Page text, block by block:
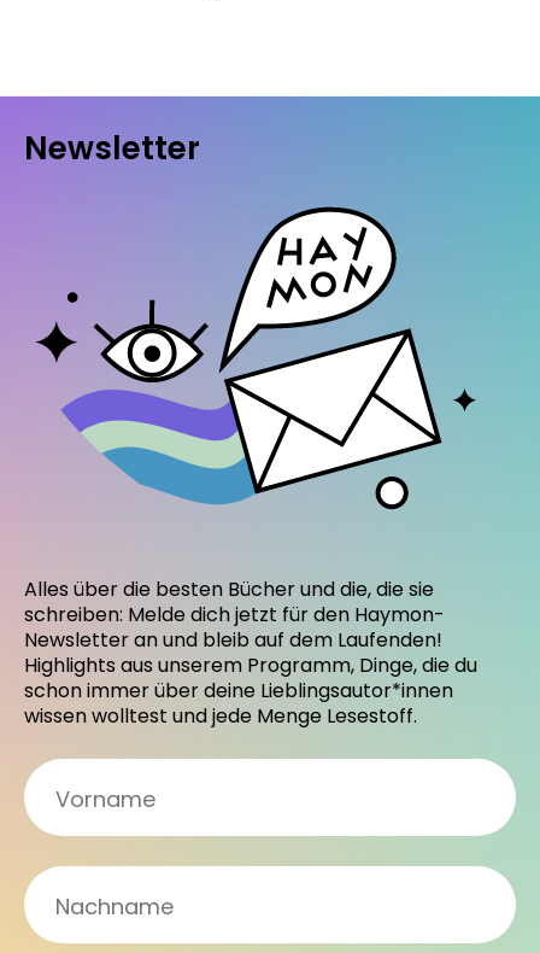
Newsletter
Alles über die besten Bücher und die, die sie
schreiben: Melde dich jetzt für den Haymon-
Newsletter an und bleib auf dem Laufenden!
Highlights aus unserem Programm, Dinge, die du
schon immer über deine Lieblingsautor*innen
wissen wolltest und jede Menge Lesestoff.